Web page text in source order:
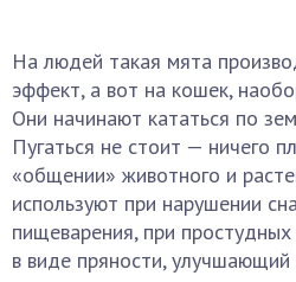
На людей такая мята
эффект, а вот на кошек,
Они начинают кататься по
Пугаться не стоит — ничего
«общении» животного и
используют при нарушении
пищеварения, при
в виде пряности, улучшающий